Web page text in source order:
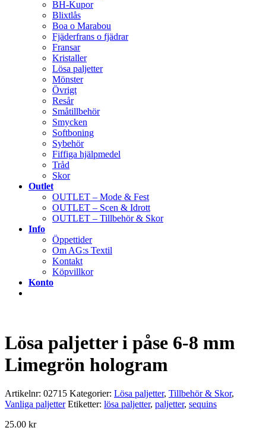
BH-Kupor
Blixtlås
Boa o Marabou
Fjäderfrans o fjädrar
Fransar
Kristaller
Lösa paljetter
Mönster
Övrigt
Resår
Småtillbehör
Smycken
Softboning
Sybehör
Fiffiga hjälpmedel
Tråd
Skor
Outlet
OUTLET – Mode & Fest
OUTLET – Scen & Idrott
OUTLET – Tillbehör & Skor
Info
Öppettider
Om AG:s Textil
Kontakt
Köpvillkor
Konto
Lösa paljetter i påse 6-8 mm
Limegrön hologram
Artikelnr: 02715 Kategorier: Lösa paljetter, Tillbehör & Skor,
Vanliga paljetter Etiketter: lösa paljetter, paljetter, sequins
25.00 kr